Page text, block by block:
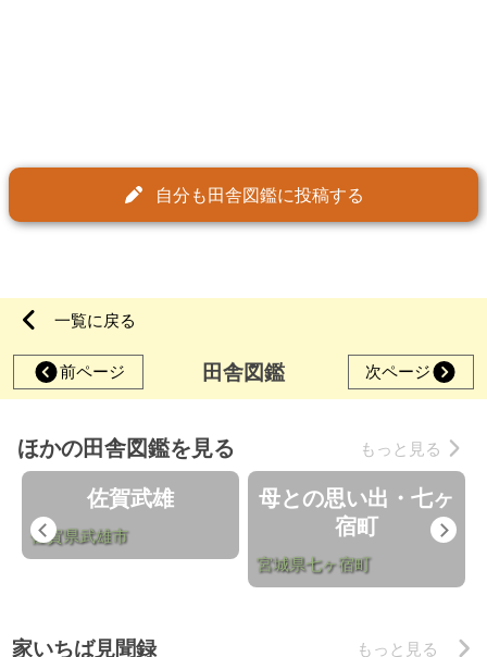
自分も田舎図鑑に投稿する
一覧に戻る
前ページ 田舎図鑑 次ページ
ほかの田舎図鑑を見る もっと見る
Previous
佐賀武雄
佐賀県武雄市
母との思い出・七ヶ
宿町
宮城県七ヶ宿町
家いちば見聞録 もっと見る